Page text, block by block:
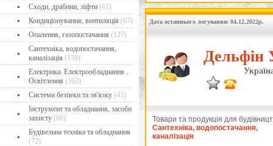
Сходи, драбини, ліфти (61)
Кондиціонування, вентиляція (67)
Опалення, газопостачання (127)
Сантехніка, водопостачання,
каналізація (138)
Електрика. Електрообладнання .
Освітлення (102)
Системи безпеки та зв'язку (41)
Інструмент та обладнання, засоби
захисту (60)
Будівельна техніка та обладнання
(72)
Дата останнього логування: 04.12.2022р.
Дельфін
Товари та продукція для
Сантехніка, водопостачання,
каналізація